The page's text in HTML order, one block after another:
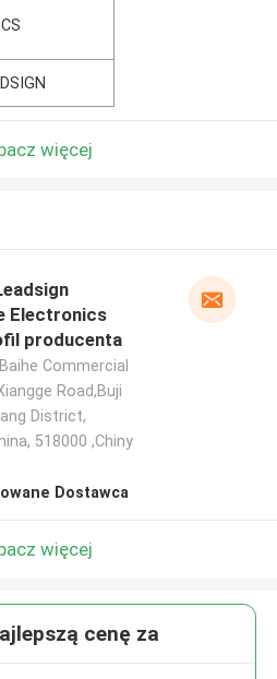
więcej
Electronics
producenta
Commercial
Road,Buji
District,
518000 ,Chiny
Dostawca
więcej
cenę za